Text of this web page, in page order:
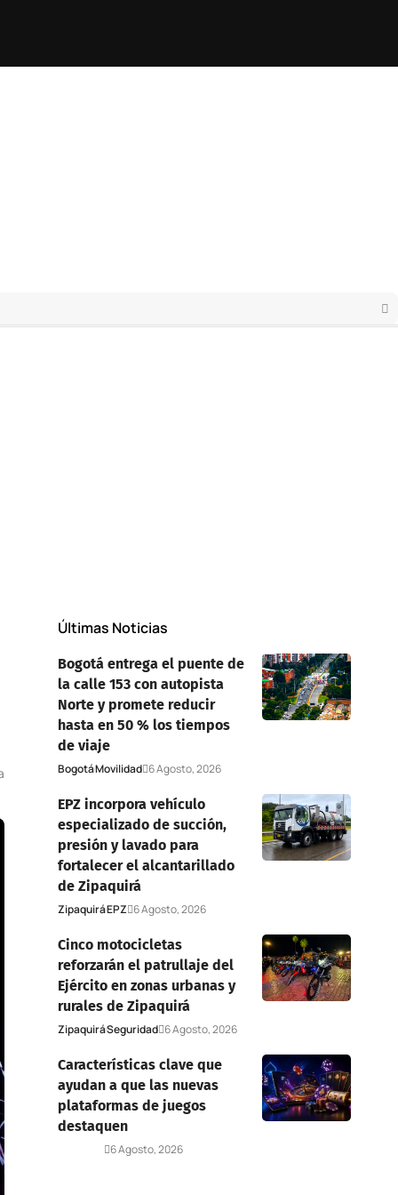
Últimas Noticias
Bogotá entrega el puente de
la calle 153 con autopista
Norte y promete reducir
hasta en 50 % los tiempos
de viaje
BogotáMovilidad 6 Agosto, 2026
EPZ incorpora vehículo
especializado de succión,
presión y lavado para
fortalecer el alcantarillado
de Zipaquirá
ZipaquiráEPZ 6 Agosto, 2026
Cinco motocicletas
reforzarán el patrullaje del
Ejército en zonas urbanas y
rurales de Zipaquirá
ZipaquiráSeguridad 6 Agosto, 2026
Características clave que
ayudan a que las nuevas
plataformas de juegos
destaquen
6 Agosto, 2026